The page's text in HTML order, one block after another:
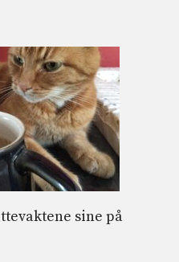
sine på